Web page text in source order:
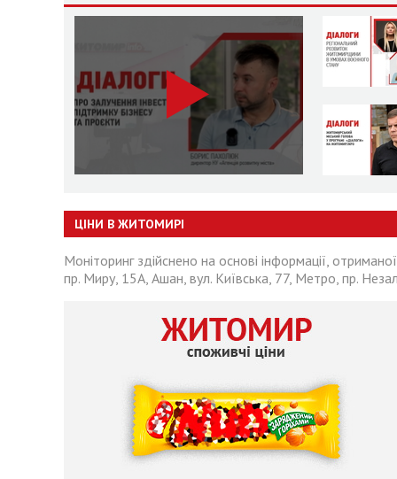
ЦІНИ В ЖИТОМИРІ
Моніторинг здійснено на основі інформації,
пр. Миру, 15А, Ашан, вул. Київська, 77, Метро, пр.